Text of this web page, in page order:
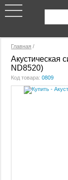
Главная /
Акустическая
ND8520)
Код товара:0809